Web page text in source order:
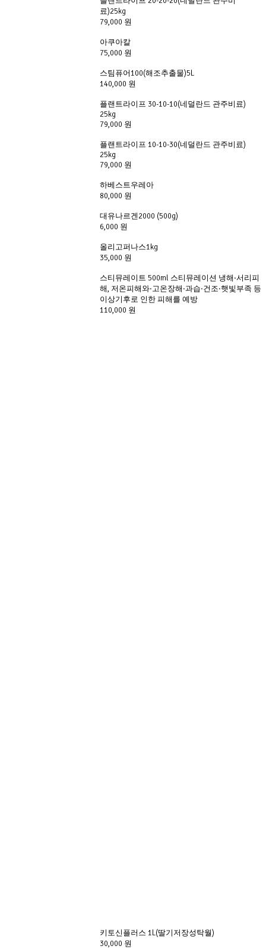
료)25kg
79,000 원
아쿠아칼
75,000 원
스팀퓨어100(해조추출물)5L
140,000 원
플랜트라이프 30-10-10(네덜란드 관주비료)
25kg
79,000 원
플랜트라이프 10-10-30(네덜란드 관주비료)
25kg
79,000 원
하베스트우레아
80,000 원
대유나르겐2000 (500g)
6,000 원
올리고퍼나스1kg
35,000 원
스티뮤레이트 500ml 스티뮤레이션 냉해·서리피
해, 저온피해와·고온장해·과습·건조·햇빛부족 등
이상기후로 인한 피해를 예방
110,000 원
키토신플러스 1L(딸기저장성탁월)
30,000 원